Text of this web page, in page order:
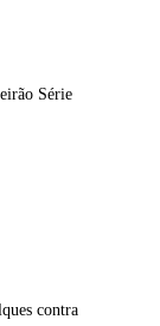
Série
contra